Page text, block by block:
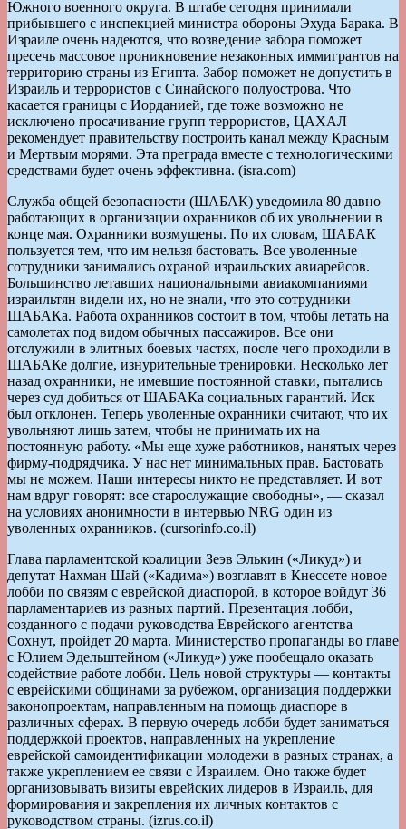
Южного военного округа. В штабе сегодня принимали
прибывшего с инспекцией министра обороны Эхуда Барака. В
Израиле очень надеются, что возведение забора поможет
пресечь массовое проникновение незаконных иммигрантов на
территорию страны из Египта. Забор поможет не допустить в
Израиль и террористов с Синайского полуострова. Что
касается границы с Иорданией, где тоже возможно не
исключено просачивание групп террористов, ЦАХАЛ
рекомендует правительству построить канал между Красным
и Мертвым морями. Эта преграда вместе с технологическими
средствами будет очень эффективна. (isra.com)
Служба общей безопасности (ШАБАК) уведомила 80 давно
работающих в организации охранников об их увольнении в
конце мая. Охранники возмущены. По их словам, ШАБАК
пользуется тем, что им нельзя бастовать. Все уволенные
сотрудники занимались охраной израильских авиарейсов.
Большинство летавших национальными авиакомпаниями
израильтян видели их, но не знали, что это сотрудники
ШАБАКа. Работа охранников состоит в том, чтобы летать на
самолетах под видом обычных пассажиров. Все они
отслужили в элитных боевых частях, после чего проходили в
ШАБАКе долгие, изнурительные тренировки. Несколько лет
назад охранники, не имевшие постоянной ставки, пытались
через суд добиться от ШАБАКа социальных гарантий. Иск
был отклонен. Теперь уволенные охранники считают, что их
увольняют лишь затем, чтобы не принимать их на
постоянную работу. «Мы еще хуже работников, нанятых через
фирму-подрядчика. У нас нет минимальных прав. Бастовать
мы не можем. Наши интересы никто не представляет. И вот
нам вдруг говорят: все старослужащие свободны», — сказал
на условиях анонимности в интервью NRG один из
уволенных охранников. (cursorinfo.co.il)
Глава парламентской коалиции Зеэв Элькин («Ликуд») и
депутат Нахман Шай («Кадима») возглавят в Кнессете новое
лобби по связям с еврейской диаспорой, в которое войдут 36
парламентариев из разных партий. Презентация лобби,
созданного с подачи руководства Еврейского агентства
Сохнут, пройдет 20 марта. Министерство пропаганды во главе
с Юлием Эдельштейном («Ликуд») уже пообещало оказать
содействие работе лобби. Цель новой структуры — контакты
с еврейскими общинами за рубежом, организация поддержки
законопроектам, направленным на помощь диаспоре в
различных сферах. В первую очередь лобби будет заниматься
поддержкой проектов, направленных на укрепление
еврейской самоидентификации молодежи в разных странах, а
также укреплением ее связи с Израилем. Оно также будет
организовывать визиты еврейских лидеров в Израиль, для
формирования и закрепления их личных контактов с
руководством страны. (izrus.co.il)